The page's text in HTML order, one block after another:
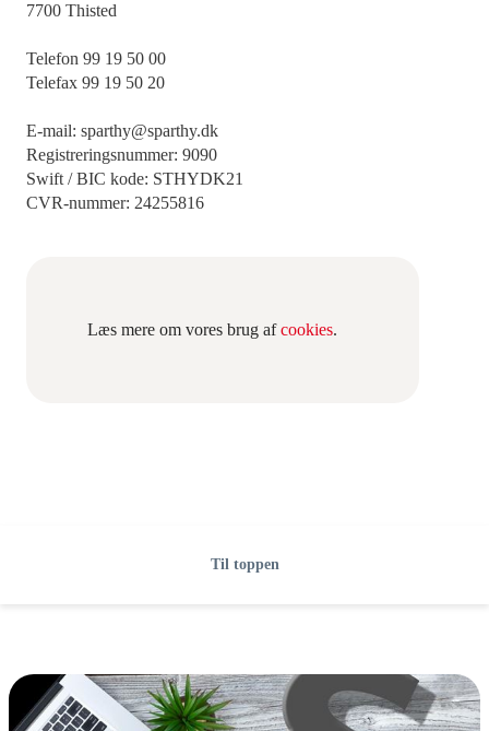
7700 Thisted
Telefon 99 19 50 00
Telefax 99 19 50 20
E-mail: sparthy@sparthy.dk
Registreringsnummer: 9090
Swift / BIC kode: STHYDK21
CVR-nummer: 24255816
Læs mere om vores brug afcookies.
Til toppen